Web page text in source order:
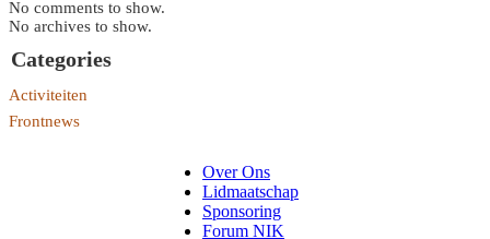
No comments to show.
No archives to show.
Categories
Activiteiten
Frontnews
Over Ons
Lidmaatschap
Sponsoring
Forum NIK